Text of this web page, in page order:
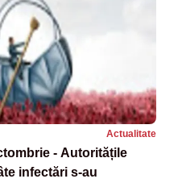
Actualitate
- Autoritățile
infectări s-au